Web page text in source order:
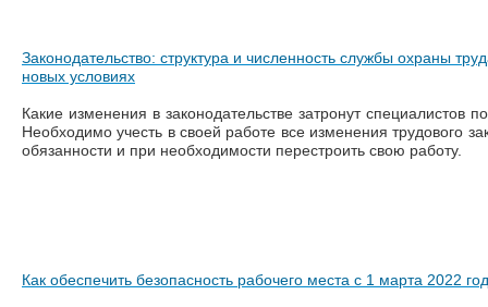
Законодательство: структура и численность службы охраны
новых условиях
Какие изменения в законодательстве затронут специалистов
Необходимо учесть в своей работе все изменения трудового
обязанности и при необходимости перестроить свою работу.
Как обеспечить безопасность рабочего места с 1 марта 2022